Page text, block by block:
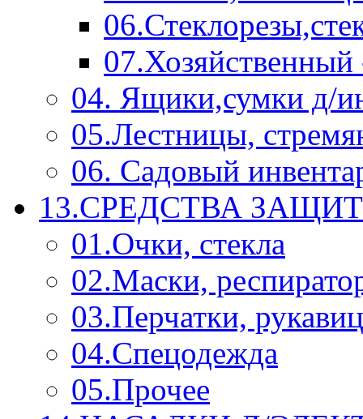
07.Хозяйственный
04. Ящики,сумки д/
05.Лестницы,
06. Садовый
13.СРЕДСТВА
01.Очки, стекла
02.Маски,
03.Перчатки,
04.Спецодежда
05.Прочее